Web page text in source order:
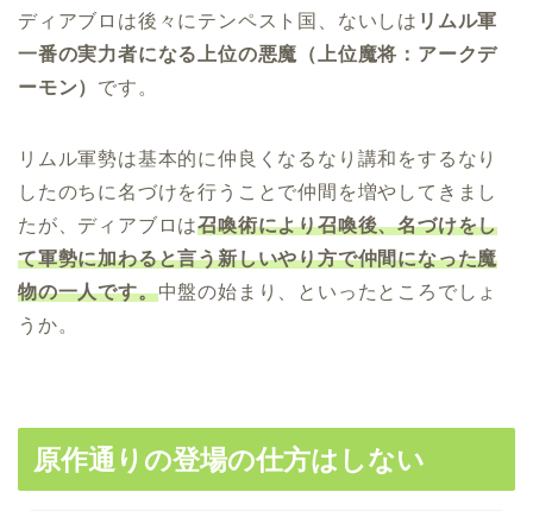
ディアブロは後々にテンペスト国、ないしは リムル軍
一番の実力者になる上位の悪魔（上位魔将：アークデ
ーモン） です。
リムル軍勢は基本的に仲良くなるなり講和をするなり
したのちに名づけを行うことで仲間を増やしてきまし
たが、ディアブロは召喚術により召喚後、名づけをし
て軍勢に加わると言う新しいやり方で仲間になった魔
物の一人です。中盤の始まり、といったところでしょ
うか。
原作通りの登場の仕方はしない